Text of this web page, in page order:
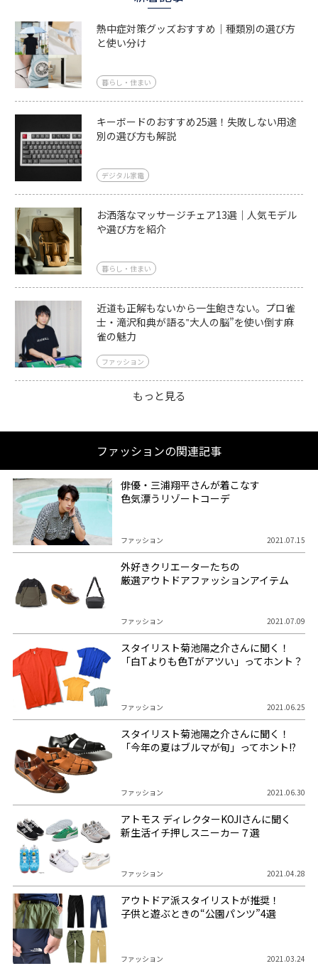
熱中症対策グッズおすすめ｜種類別の選び方
と使い分け
暮らし・住まい
キーボードのおすすめ25選！失敗しない用途
別の選び方も解説
デジタル家電
お洒落なマッサージチェア13選｜人気モデル
や選び方を紹介
暮らし・住まい
近道も正解もないから一生飽きない。プロ雀
士・滝沢和典が語る‟大人の脳”を使い倒す麻
雀の魅力
ファッション
もっと見る
ファッションの関連記事
俳優・三浦翔平さんが着こなす
色気漂うリゾートコーデ
ファッション 2021.07.15
外好きクリエーターたちの
厳選アウトドアファッションアイテム
ファッション 2021.07.09
スタイリスト菊池陽之介さんに聞く！
「白Tよりも色Tがアツい」ってホント？
ファッション 2021.06.25
スタイリスト菊池陽之介さんに聞く！
「今年の夏はブルマが旬」ってホント!?
ファッション 2021.06.30
アトモス ディレクターKOJIさんに聞く
新生活イチ押しスニーカー７選
ファッション 2021.04.28
アウトドア派スタイリストが推奨！
子供と遊ぶときの“公園パンツ”4選
ファッション 2021.03.24